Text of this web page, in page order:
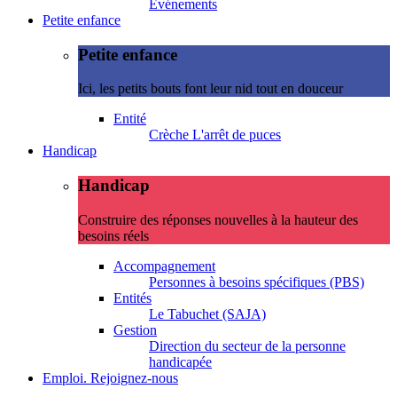
Evénements
Petite enfance
Petite enfance
Ici, les petits bouts font leur nid tout en douceur
Entité
Crèche L'arrêt de puces
Handicap
Handicap
Construire des réponses nouvelles à la hauteur des
besoins réels
Accompagnement
Personnes à besoins spécifiques (PBS)
Entités
Le Tabuchet (SAJA)
Gestion
Direction du secteur de la personne
handicapée
Emploi. Rejoignez-nous